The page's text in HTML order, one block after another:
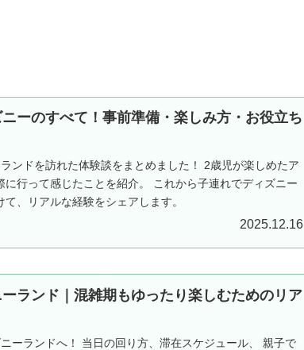
ーのすべて！事前準備・楽しみ方・お役立ち
ンドを訪れた体験談をまとめました！ 2歳児が楽しめたア
に行って感じたことを紹介。 これから子連れでディズニー
、リアルな経験をシェアします。
2025.12.16
ランド｜混雑期もゆったり楽しむためのリア
ーランドへ！ 当日の回り方、滞在スケジュール、 親子で